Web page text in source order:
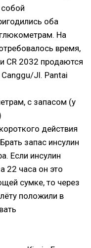
оба
На
время,
CR 2032 продаются
Jl. Pantai
с запасом (у
действия
запас инсулин
Если инсулин
22 часа он это
сумке, то через
положили в